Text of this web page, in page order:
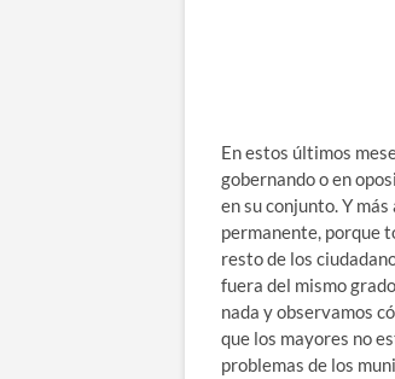
En estos últimos
gobernando o en
en su conjunto. Y
permanente, porque
resto de los
fuera del mismo
nada y observamos
que los mayores no
problemas de los